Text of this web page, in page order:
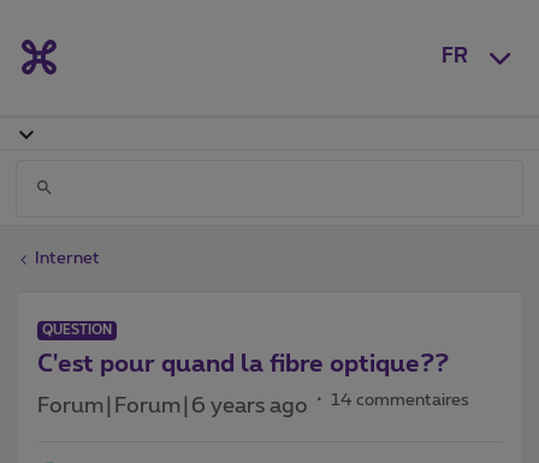
FR
Internet
QUESTION
C'est pour quand la fibre optique??
Forum|Forum|6 years ago 14 commentaires